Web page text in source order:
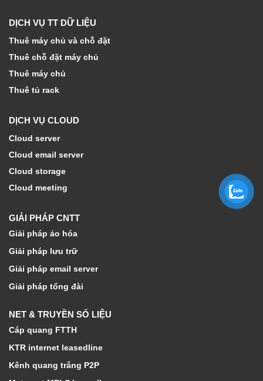
DỊCH VỤ TT DỮ LIỆU
Thuê máy chủ và chỗ đặt
Thuê chỗ đặt máy chủ
Thuê máy chủ
Thuê tủ rack
DỊCH VỤ CLOUD
Cloud server
Cloud email server
Cloud storage
Cloud meeting
GIẢI PHÁP CNTT
Giải pháp ảo hóa
Giải pháp lưu trữ
Giải pháp email server
Giải pháp tổng đài
NET & TRUYỀN SỐ LIỆU
Cáp quang FTTH
KTR internet leasedline
Kênh quang trắng P2P